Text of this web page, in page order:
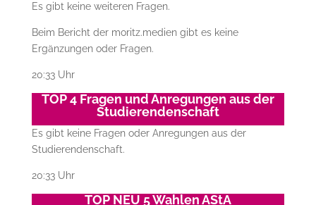
Es gibt keine weiteren Fragen.
Beim Bericht der moritz.medien gibt es keine
Ergänzungen oder Fragen.
20:33 Uhr
TOP 4 Fragen und Anregungen aus der
Studierendenschaft
Es gibt keine Fragen oder Anregungen aus der
Studierendenschaft.
20:33 Uhr
TOP NEU 5 Wahlen AStA